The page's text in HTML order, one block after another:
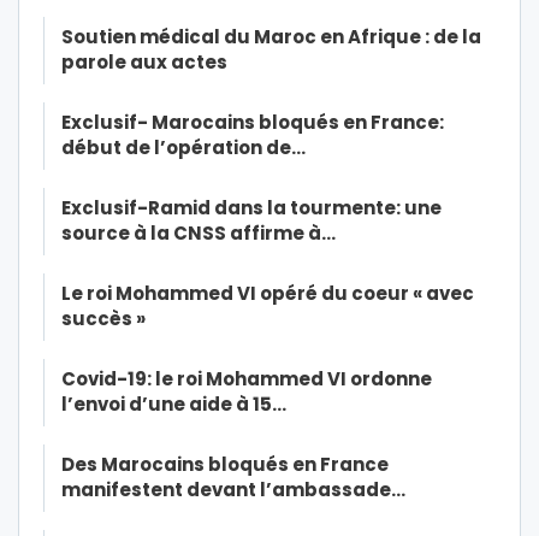
Soutien médical du Maroc en Afrique : de la
parole aux actes
Exclusif- Marocains bloqués en France:
début de l’opération de…
Exclusif-Ramid dans la tourmente: une
source à la CNSS affirme à…
Le roi Mohammed VI opéré du coeur « avec
succès »
Covid-19: le roi Mohammed VI ordonne
l’envoi d’une aide à 15…
Des Marocains bloqués en France
manifestent devant l’ambassade…